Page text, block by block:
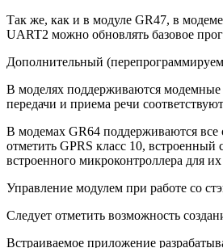
Так же, как и в модуле GR47, в
UART2 можно обновлять базовое
Дополнительный
В моделях поддерживаются
передачи и приема речи
В модемах GR64 поддерживаются
отметить GPRS класс 10,
встроенного микроконтроллера для
Управление модулем при работе со
Следует отметить возможность
Встраиваемое приложение